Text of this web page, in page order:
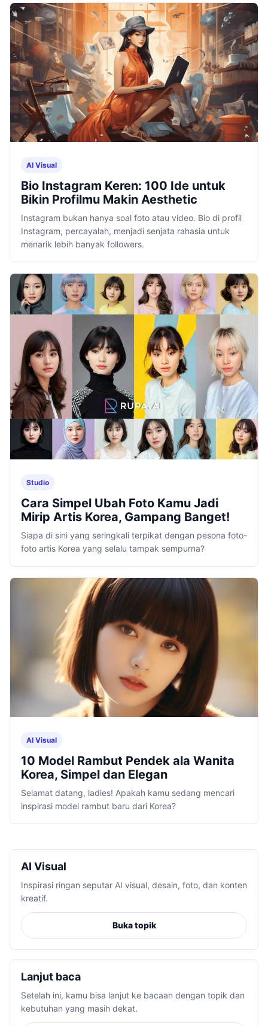
AI Visual
Bio Instagram Keren: 100 Ide untuk
Bikin Profilmu Makin Aesthetic
Instagram bukan hanya soal foto atau video. Bio di profil
Instagram, percayalah, menjadi senjata rahasia untuk
menarik lebih banyak followers.
Studio
Cara Simpel Ubah Foto Kamu Jadi
Mirip Artis Korea, Gampang Banget!
Siapa di sini yang seringkali terpikat dengan pesona foto-
foto artis Korea yang selalu tampak sempurna?
AI Visual
10 Model Rambut Pendek ala Wanita
Korea, Simpel dan Elegan
Selamat datang, ladies! Apakah kamu sedang mencari
inspirasi model rambut baru dari Korea?
AI Visual
Inspirasi ringan seputar AI visual, desain, foto, dan konten
kreatif.
Buka topik
Lanjut baca
Setelah ini, kamu bisa lanjut ke bacaan dengan topik dan
kebutuhan yang masih dekat.